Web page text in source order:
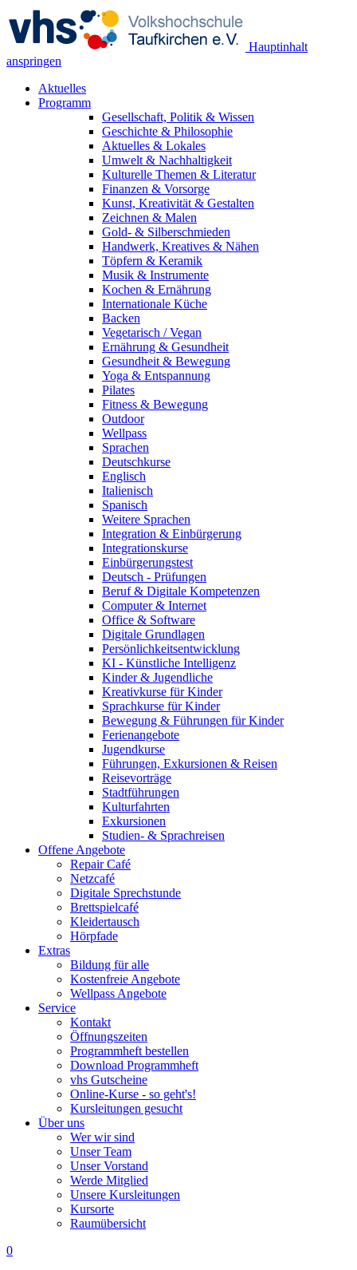
Hauptinhalt
anspringen
Aktuelles
Programm
Gesellschaft, Politik & Wissen
Geschichte & Philosophie
Aktuelles & Lokales
Umwelt & Nachhaltigkeit
Kulturelle Themen & Literatur
Finanzen & Vorsorge
Kunst, Kreativität & Gestalten
Zeichnen & Malen
Gold- & Silberschmieden
Handwerk, Kreatives & Nähen
Töpfern & Keramik
Musik & Instrumente
Kochen & Ernährung
Internationale Küche
Backen
Vegetarisch / Vegan
Ernährung & Gesundheit
Gesundheit & Bewegung
Yoga & Entspannung
Pilates
Fitness & Bewegung
Outdoor
Wellpass
Sprachen
Deutschkurse
Englisch
Italienisch
Spanisch
Weitere Sprachen
Integration & Einbürgerung
Integrationskurse
Einbürgerungstest
Deutsch - Prüfungen
Beruf & Digitale Kompetenzen
Computer & Internet
Office & Software
Digitale Grundlagen
Persönlichkeitsentwicklung
KI - Künstliche Intelligenz
Kinder & Jugendliche
Kreativkurse für Kinder
Sprachkurse für Kinder
Bewegung & Führungen für Kinder
Ferienangebote
Jugendkurse
Führungen, Exkursionen & Reisen
Reisevorträge
Stadtführungen
Kulturfahrten
Exkursionen
Studien- & Sprachreisen
Offene Angebote
Repair Café
Netzcafé
Digitale Sprechstunde
Brettspielcafé
Kleidertausch
Hörpfade
Extras
Bildung für alle
Kostenfreie Angebote
Wellpass Angebote
Service
Kontakt
Öffnungszeiten
Programmheft bestellen
Download Programmheft
vhs Gutscheine
Online-Kurse - so geht's!
Kursleitungen gesucht
Über uns
Wer wir sind
Unser Team
Unser Vorstand
Werde Mitglied
Unsere Kursleitungen
Kursorte
Raumübersicht
0